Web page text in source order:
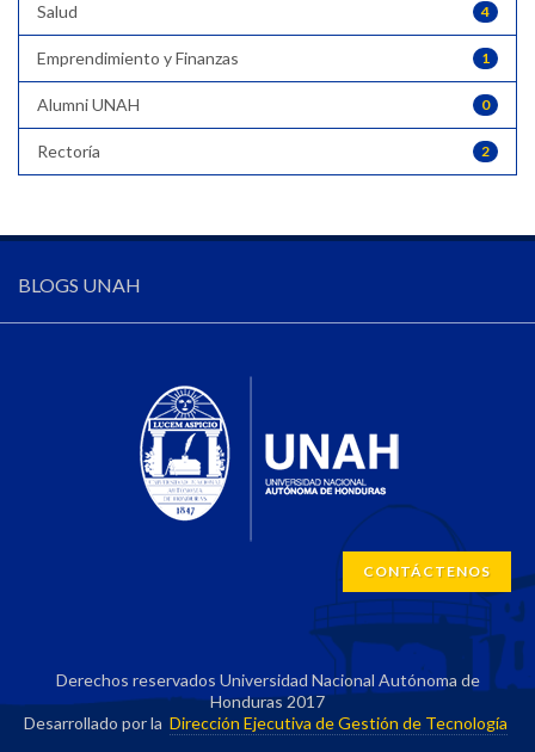
4
Salud
1
Emprendimiento y Finanzas
0
Alumni UNAH
2
Rectoría
BLOGS UNAH
CONTÁCTENOS
Derechos reservados Universidad Nacional Autónoma de
Honduras 2017
Desarrollado por la Dirección Ejecutiva de Gestión de Tecnología